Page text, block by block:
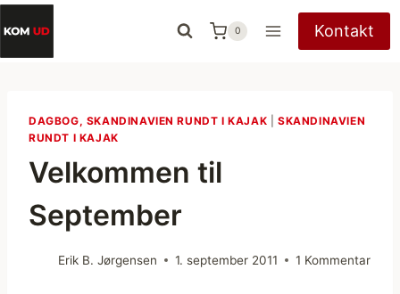
Fortsæt
til
indhold
0 Kontakt
DAGBOG, SKANDINAVIEN RUNDT I KAJAK |SKANDINAVIEN
RUNDT I KAJAK
Velkommen til
September
Erik B. Jørgensen 1. september 2011 1 Kommentar